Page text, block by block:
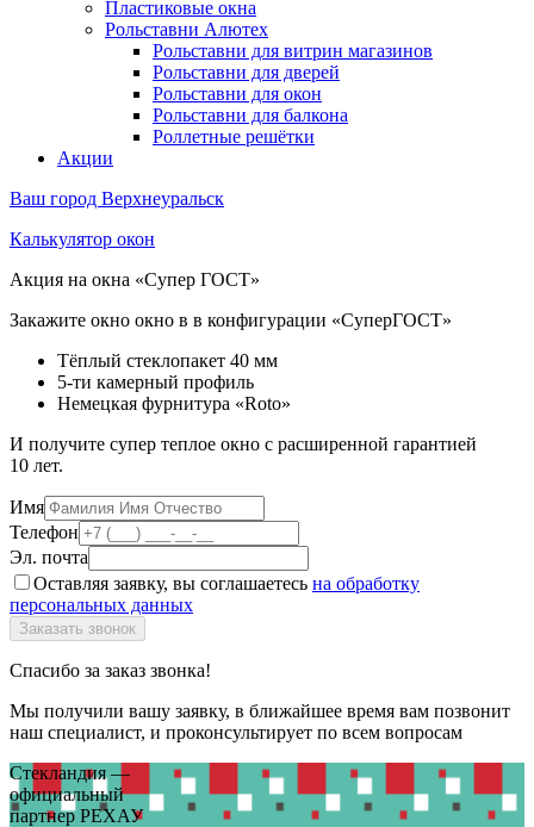
Пластиковые окна
Рольставни Алютех
Рольставни для витрин магазинов
Рольставни для дверей
Рольставни для окон
Рольставни для балкона
Роллетные решётки
Акции
Ваш город Верхнеуральск
Калькулятор окон
Акция на окна «Супер ГОСТ»
Закажите окно окно в в конфигурации «СуперГОСТ»
Тёплый стеклопакет 40 мм
5-ти камерный профиль
Немецкая фурнитура «Roto»
И получите супер теплое окно с расширенной гарантией
10 лет.
Имя
Телефон
Эл. почта
Оставляя заявку, вы соглашаетесь на обработку
персональных данных
Спасибо за заказ звонка!
Мы получили вашу заявку, в ближайшее время вам позвонит
наш специалист, и проконсультирует по всем вопросам
Стекландия —
официальный
партнер РЕХАУ